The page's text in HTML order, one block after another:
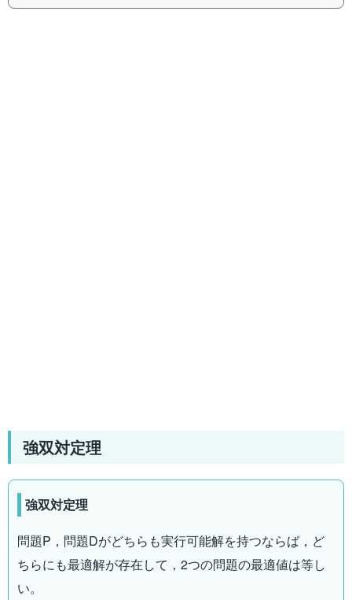
強双対定理
強双対定理
問題P，問題Dがどちらも実行可能解を持つならば，ど
ちらにも最適解が存在して，2つの問題の最適値は等し
い。